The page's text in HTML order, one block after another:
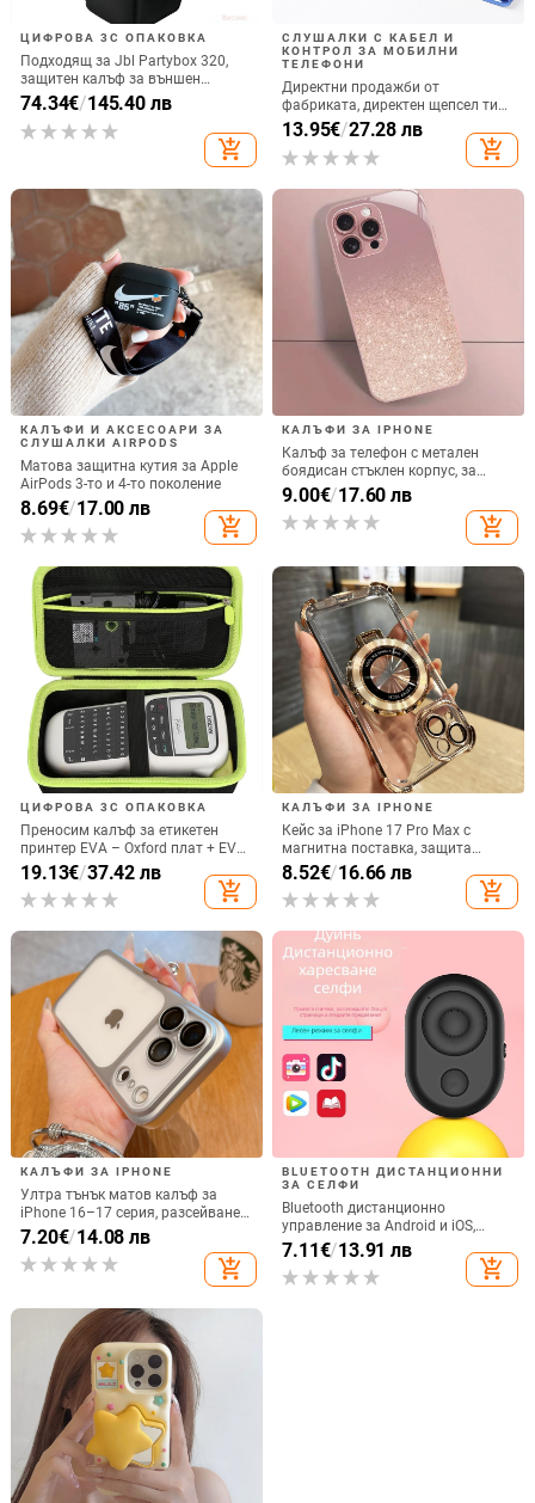
ЦИФРОВА 3C ОПАКОВКА
Подходящ за Jbl Partybox 320,
защитен калъф за външен
високоговорител, калъф за
количка Stage 320 Audio,
прахозащитно покритие.
74.34€/145.40 лв
add_shopping_cart
СЛУШАЛКИ С КАБЕЛ И
КОНТРОЛ ЗА МОБИЛНИ
ТЕЛЕФОНИ
Директни продажби от
фабриката, директен щепсел тип
C, мобилен телефон, Douyin
Internet Celebrity, електрически
микрофон, слушалки с C порт,
13.95€/27.28 лв
add_shopping_cart
КАЛЪФИ И АКСЕСОАРИ ЗА
СЛУШАЛКИ AIRPODS
Матова защитна кутия за Apple
AirPods 3-то и 4-то поколение
8.69€/17.00 лв
add_shopping_cart
КАЛЪФИ ЗА IPHONE
Калъф за телефон с метален
боядисан стъклен корпус, за
iPhone 11–14 Pro Max,
охлаждане, модел YK263
9.00€/17.60 лв
add_shopping_cart
ЦИФРОВА 3C ОПАКОВКА
Преносим калъф за етикетен
принтер EVA – Oxford плат + EVA,
горещо пресовано EVA и шиене,
товароподемност 10 кг
19.13€/37.42 лв
add_shopping_cart
КАЛЪФИ ЗА IPHONE
Кейс за iPhone 17 Pro Max с
магнитна поставка, защита
срещу изпускане на четирите
ъгъла, акрилен корпус с
електроплатиран финиш
8.52€/16.66 лв
add_shopping_cart
КАЛЪФИ ЗА IPHONE
Ултра тънък матов калъф за
iPhone 16–17 серия, разсейване
на топлината, пълно покритие,
удароустойчив и устойчив на
отпечатъци
7.20€/14.08 лв
add_shopping_cart
BLUETOOTH ДИСТАНЦИОННИ
ЗА СЕЛФИ
Bluetooth дистанционно
управление за Android и iOS,
универсално за снимки и
видеозаписи, модел 6-key tremolo,
Vernon, ABS материал, тегло 15 g
7.11€/13.91 лв
add_shopping_cart